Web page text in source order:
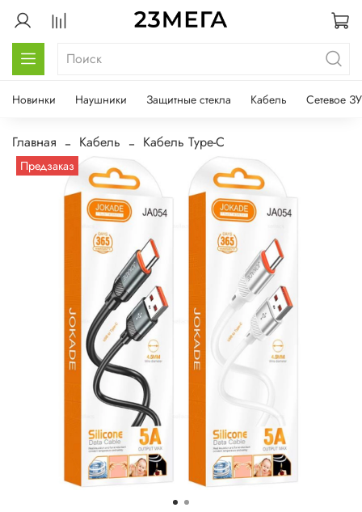
Новинки Наушники Защитные стекла Кабель Сетевое ЗУ
Главная Кабель Кабель Type-C
Предзаказ